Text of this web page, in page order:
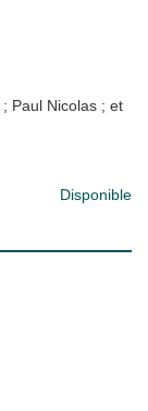
; Paul Nicolas ; et
Disponible